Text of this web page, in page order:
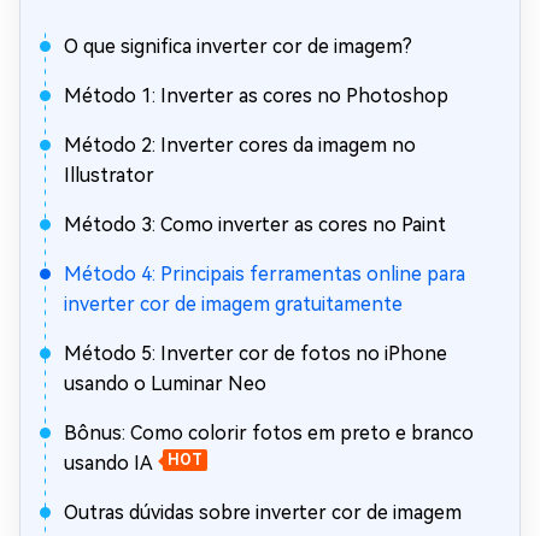
O que significa inverter cor de imagem?
Método 1: Inverter as cores no Photoshop
Método 2: Inverter cores da imagem no
Illustrator
Método 3: Como inverter as cores no Paint
Método 4: Principais ferramentas online para
inverter cor de imagem gratuitamente
Método 5: Inverter cor de fotos no iPhone
usando o Luminar Neo
Bônus: Como colorir fotos em preto e branco
usando IA
HOT
Outras dúvidas sobre inverter cor de imagem